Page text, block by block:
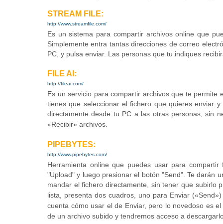
STREAM FILE:
http://www.streamfile.com/
Es un sistema para compartir archivos online que
Simplemente entra tantas direcciones de correo
PC, y pulsa enviar. Las personas que tu indiques
FILE AI:
http://fileai.com/
Es un servicio para compartir archivos que te permite
tienes que seleccionar el fichero que quieres enviar
directamente desde tu PC a las otras personas, sin
«Recibir» archivos.
PIPEBYTES:
http://www.pipebytes.com/
Herramienta online que puedes usar para
"Upload" y luego presionar el botón "Send". Te darán
mandar el fichero directamente, sin tener que subirlo
lista, presenta dos cuadros, uno para Enviar
cuenta cómo usar el de Enviar, pero lo novedoso es
de un archivo subido y tendremos acceso a